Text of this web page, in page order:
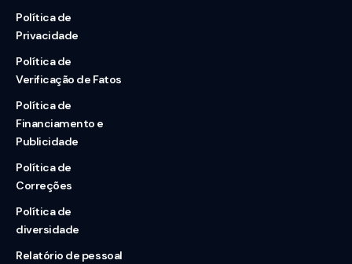
Política de
Privacidade
Política de
Verificação de Fatos
Política de
Financiamento e
Publicidade
Política de
Correções
Política de
diversidade
Relatório de pessoal